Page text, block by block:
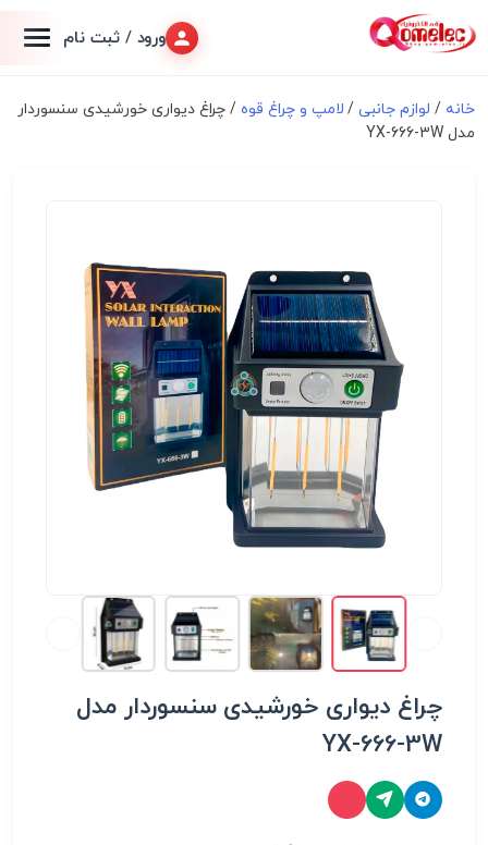
ورود / ثبت نام
خانه / لوازم جانبی/ لامپ و چراغ قوه/ چراغ دیواری خورشیدی سنسوردار
مدل YX-666-3W
چراغ دیواری خورشیدی سنسوردار مدل
YX-666-3W